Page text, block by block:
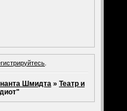
.
Шмидта » Театр и